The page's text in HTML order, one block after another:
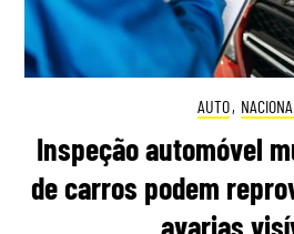
AUTO,
Inspeção automóvel
de carros podem